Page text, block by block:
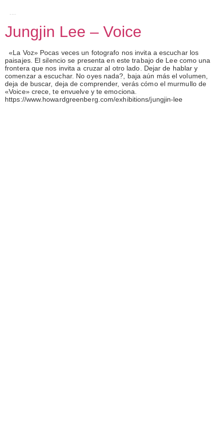
Jungjin Lee – Voice
«La Voz» Pocas veces un fotografo nos invita a escuchar los
paisajes. El silencio se presenta en este trabajo de Lee como una
frontera que nos invita a cruzar al otro lado. Dejar de hablar y
comenzar a escuchar. No oyes nada?, baja aún más el volumen,
deja de buscar, deja de comprender, verás cómo el murmullo de
«Voice» crece, te envuelve y te emociona.
https://www.howardgreenberg.com/exhibitions/jungjin-lee